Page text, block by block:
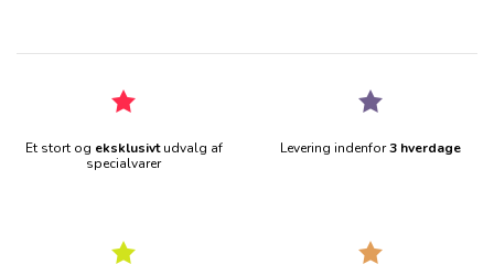
Et stort og eksklusivtudvalg af
specialvarer
Levering indenfor3 hverdage